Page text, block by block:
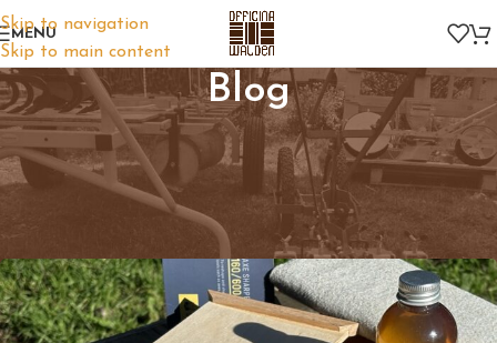
Skip to navigation
Skip to main content
MENU
Blog
NEWS
Suggerimenti per una corretta
cura degli attrezzi
On 06/11/2023